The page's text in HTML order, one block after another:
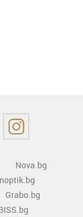
Nova.bg
Grabo.bg